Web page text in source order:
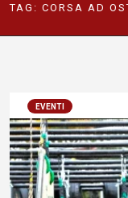
TAG: CORSA AD
EVENTI